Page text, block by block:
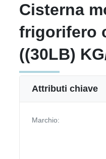
Cisterna
frigorifero
((30LB)
Cisterna
frigorifero
((30LB)
Attributi chiave
Marchio: